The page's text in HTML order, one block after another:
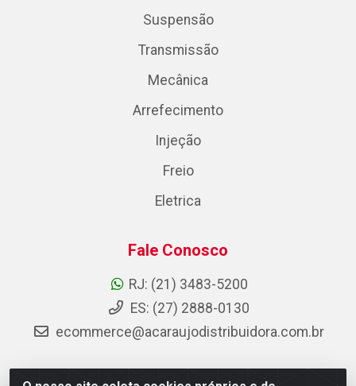
Suspensão
Transmissão
Mecânica
Arrefecimento
Injeção
Freio
Eletrica
Fale Conosco
RJ: (21) 3483-5200
ES: (27) 2888-0130
ecommerce@acaraujodistribuidora.com.br